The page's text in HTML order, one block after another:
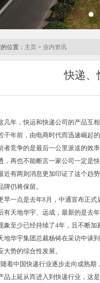
位置： 主页 > 业内资讯
快递、
几年，快运和快递公司的产品互
干年前，由电商时代而迅速崛起
者竞争的是最后一公里派送的效
，再也不能断言一家公司一定是
近有两则消息更加印证了这个趋
牌仍将保留。
早一点是去年8月，中通宣布正式
有天地华宇、远成，最新的是去
象至少已经持续了4年，且不断加
地华宇集团总裁杨铸在采访中谈
大势的综合性发展。
随着中国快递行业逐步走向成熟
品上延从而进入到快递行业，这